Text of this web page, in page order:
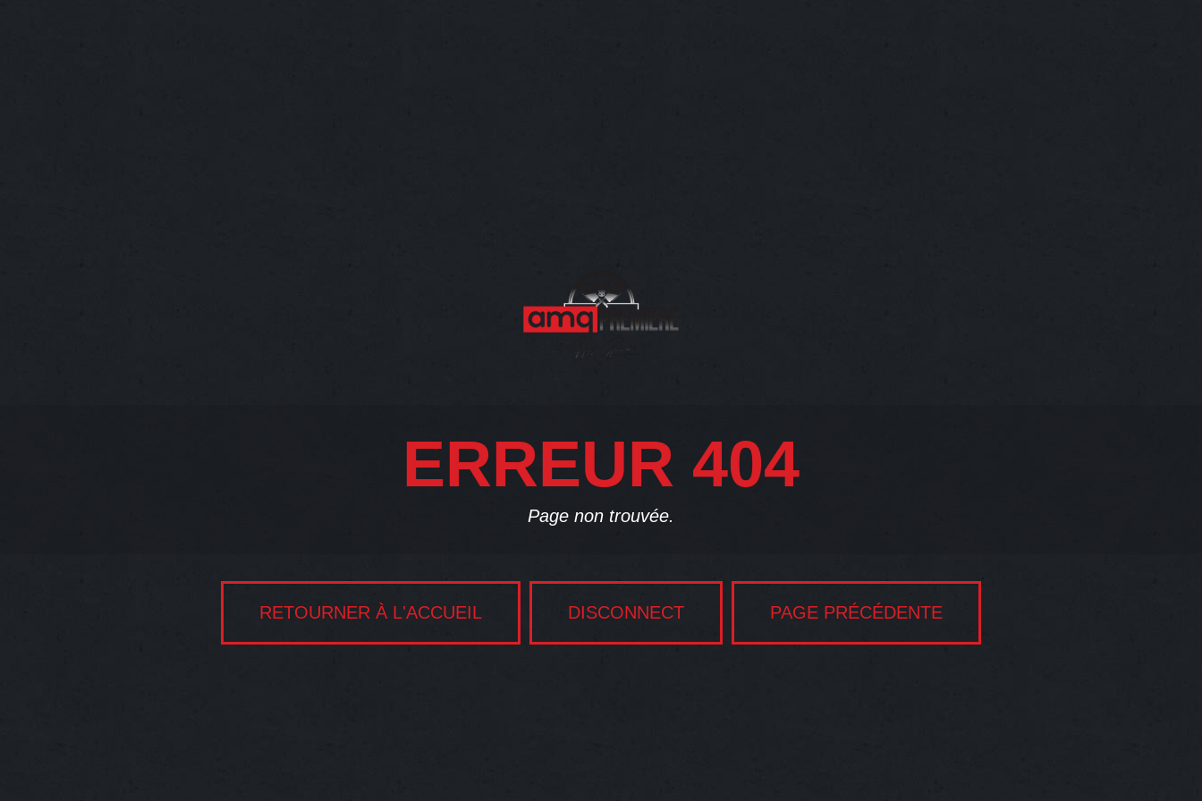
ERREUR 404
Page non trouvée.
RETOURNER À L'ACCUEIL DISCONNECT PAGE PRÉCÉDENTE